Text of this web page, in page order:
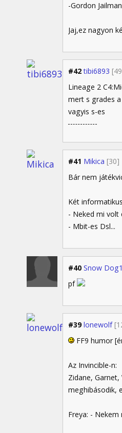
-Gordon
Jaj,ez nagyon
#42 tibi6893
Lineage 2
mert s grades
vagyis s-es
#41 Mikica [30]
Bár nem
Két
- Neked mi volt
- Mbit-es Dsl...
#40 Snow
pf
#39 lonewolf
FF9 humor
Az Invincible-n:
Zidane,
meghibásodik,
Freya: -